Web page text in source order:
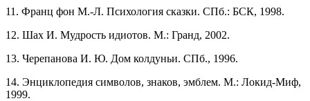
11. Франц фон M.-Л. Психология сказки. СПб.: БСК, 1998.
12. Шах И. Мудрость идиотов. М.: Гранд, 2002.
13. Черепанова И. Ю. Дом колдуньи. СПб., 1996.
14. Энциклопедия символов, знаков, эмблем. М.: Локид-Миф,
1999.